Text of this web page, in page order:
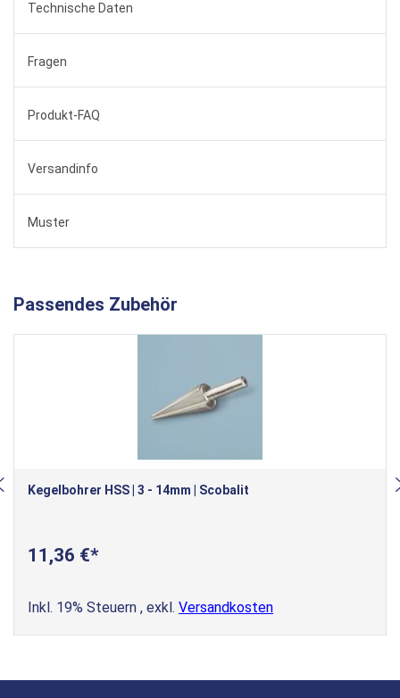
Technische Daten
Fragen
Produkt-FAQ
Versandinfo
Muster
Passendes Zubehör
Kegelbohrer HSS | 3 - 14mm | Scobalit
11,36 €
Inkl. 19% Steuern , exkl. Versandkosten